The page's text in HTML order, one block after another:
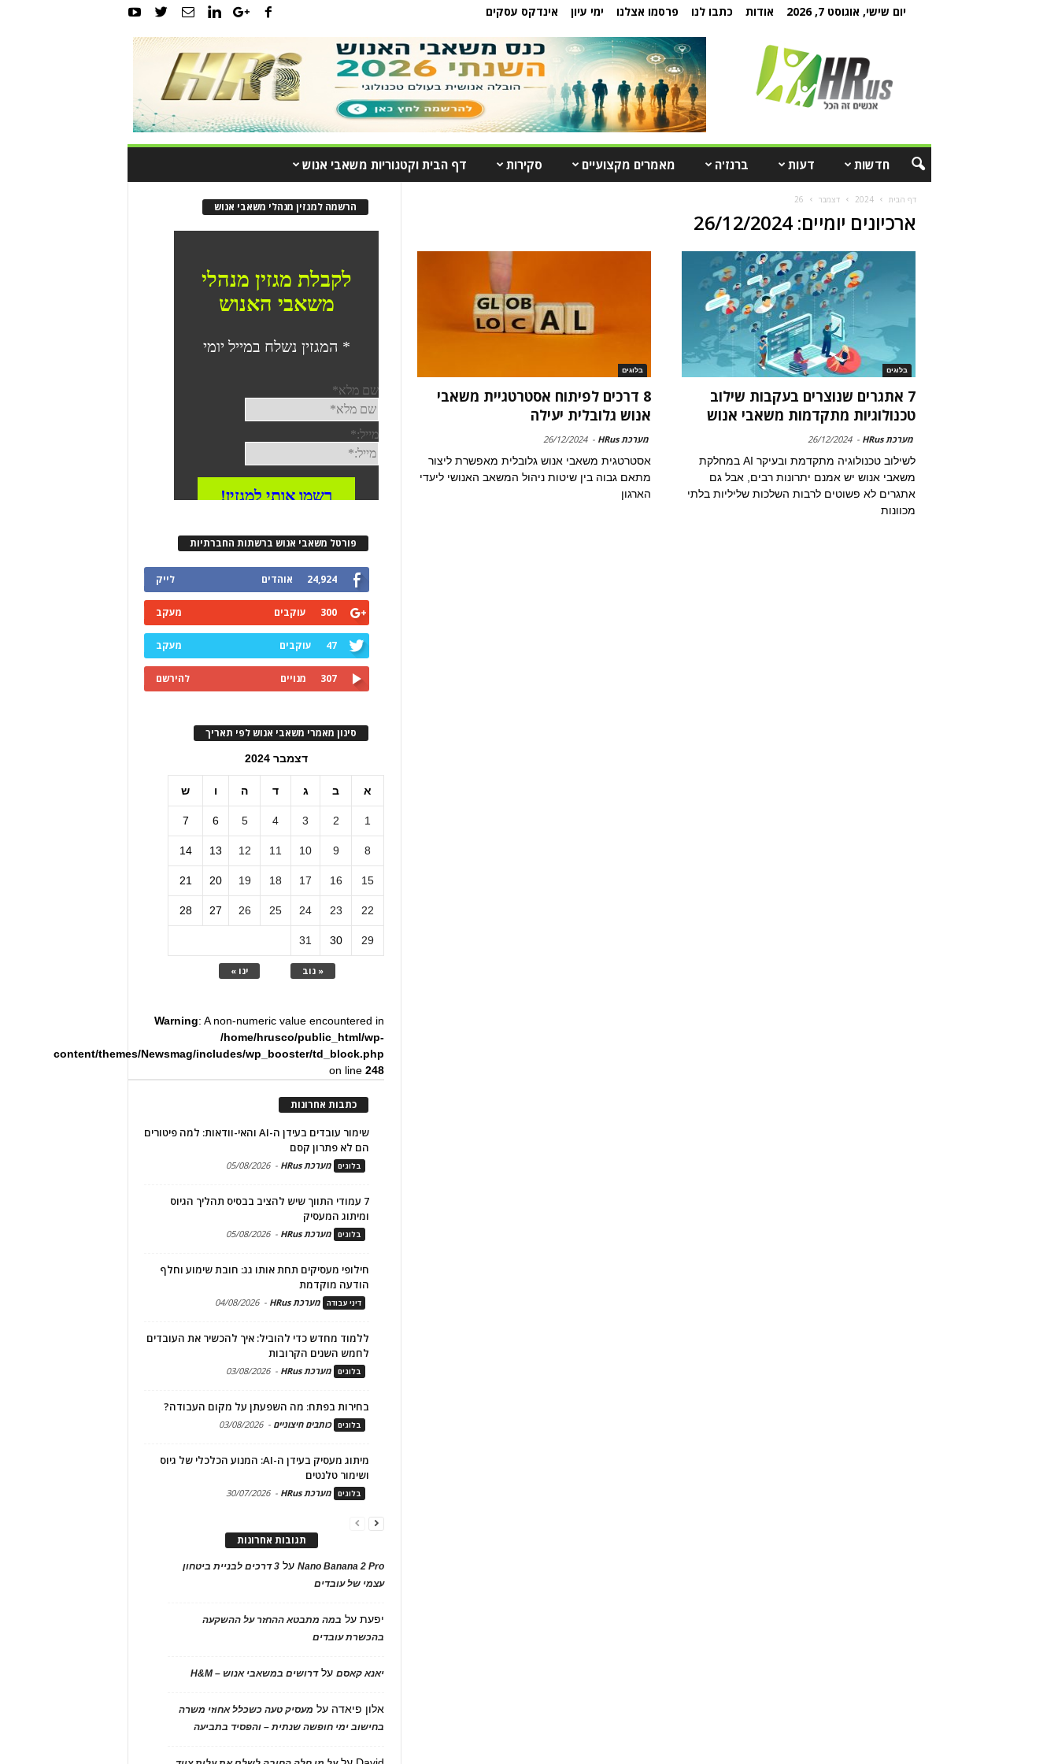
יום שישי, אוגוסט 7, 2026 אודות כתבו לנו פרסמו אצלנו ימי עיון אינדקס עסקים
חדשות דעות ברנז'ה מאמרים מקצועיים סקירות דף הבית וקטגוריות משאבי אנוש
דף הבית 2024 דצמבר 26
ארכיונים יומיים: 26/12/2024
בלוגים
7 אתגרים שנוצרים בעקבות שילוב
טכנולוגיות מתקדמות משאבי אנוש
מערכת HRus -
26/12/2024
לשילוב טכנולוגיה מתקדמת ובעיקר AI במחלקת
משאבי אנוש יש אמנם יתרונות רבים, אבל גם
אתגרים לא פשוטים לרבות השלכות שליליות בלתי
מכוונות
בלוגים
8 דרכים לפיתוח אסטרטגיית משאבי
אנוש גלובלית יעילה
מערכת HRus -
26/12/2024
אסטרטגית משאבי אנוש גלובלית מאפשרת ליצור
מתאם גבוה בין שיטות ניהול המשאב האנושי ליעדי
הארגון
הרשמה למגזין מנהלי משאבי אנוש
פורטל משאבי אנוש ברשתות החברתיות
24,924 אוהדים לייק
300 עוקבים מעקב
47 עוקבים מעקב
307 מנויים להירשם
סינון מאמרי משאבי אנוש לפי תאריך
דצמבר 2024
א ב ג ד ה ו ש
« נוב ינו »
1
2
3
4
5
6
7
8
9
10
11
12
13
14
15
16
17
18
19
20
21
22
23
24
25
26
27
28
29
30
31
Warning: A non-numeric value encountered in
/home/hrusco/public_html/wp-
content/themes/Newsmag/includes/wp_booster/td_block.php
on line248
כתבות אחרונות
שימור עובדים בעידן ה-AI והאי-וודאות: למה פיטורים
הם לא פתרון קסם
בלוגים מערכת HRus -
05/08/2026
7 עמודי התווך שיש להציב בבסיס תהליך הגיוס
ומיתוג המעסיק
בלוגים מערכת HRus -
05/08/2026
חילופי מעסיקים תחת אותו גג: חובת שימוע וחלף
הודעה מוקדמת
דיני עבודה מערכת HRus -
04/08/2026
ללמוד מחדש כדי להוביל: איך להכשיר את העובדים
לחמש השנים הקרובות
בלוגים מערכת HRus -
03/08/2026
בחירות בפתח: מה השפעתן על מקום העבודה?
בלוגים כותבים חיצוניים -
03/08/2026
מיתוג מעסיק בעידן ה-AI: המנוע הכלכלי של גיוס
ושימור טלנטים
בלוגים מערכת HRus -
30/07/2026
תגובות אחרונות
Nano Banana 2 Proעל
3 דרכים לבניית ביטחון
עצמי של עובדים
יפעתעל במה מתבטא ההחזר על ההשקעה
בהכשרת עובדים
יאנא קאסםעלדרושים במשאבי אנוש – H&M
אלון פיאדה על מעסיק טעה כשכלל אחוזי משרה
בחישוב ימי חופשה שנתית – והפסיד בתביעה